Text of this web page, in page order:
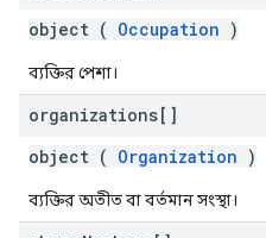
object ( Occupation )
ব্যক্তির পেশা।
organizations[]
object ( Organization )
ব্যক্তির অতীত বা বর্তমান সংস্থা।